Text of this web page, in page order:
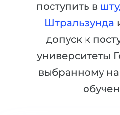
100%
Наши студенты
КОНСУЛЬТАЦИЯ!
Азербайджан
Армения
Беларусь
Другая страна
ЗАПИСАТЬСЯ НА
поступить в
Штральзунда
допуск к
университеты
выбранному